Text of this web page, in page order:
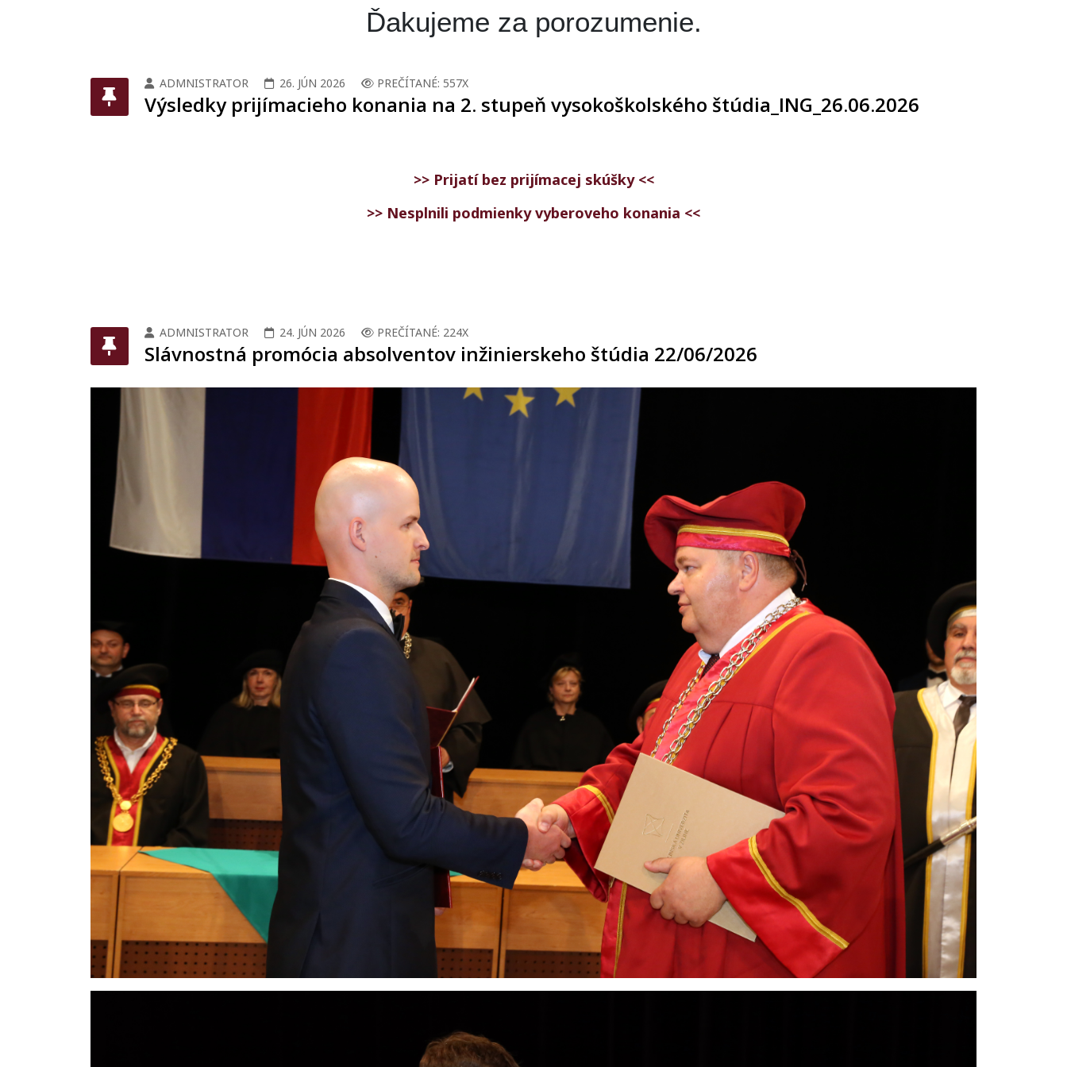
Ďakujeme za porozumenie.
ADMNISTRATOR 26. JÚN 2026 PREČÍTANÉ: 557X
Výsledky prijímacieho konania na 2. stupeň vysokoškolského štúdia_ING_26.06.2026
>> Prijatí bez prijímacej skúšky <<
>> Nesplnili podmienky vyberoveho konania <<
ADMNISTRATOR 24. JÚN 2026 PREČÍTANÉ: 224X
Slávnostná promócia absolventov inžinierskeho štúdia 22/06/2026